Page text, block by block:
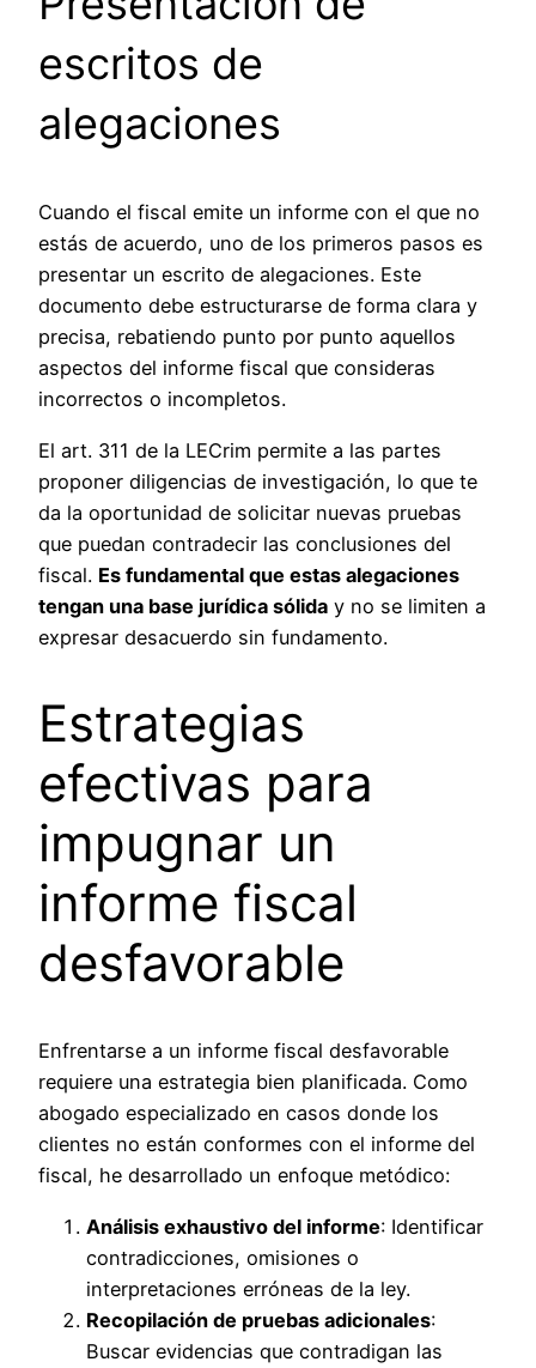
escritos de
alegaciones
Cuando el fiscal emite un informe con el que no
estás de acuerdo, uno de los primeros pasos es
presentar un escrito de alegaciones. Este
documento debe estructurarse de forma clara y
precisa, rebatiendo punto por punto aquellos
aspectos del informe fiscal que consideras
incorrectos o incompletos.
El art. 311 de la LECrim permite a las partes
proponer diligencias de investigación, lo que te
da la oportunidad de solicitar nuevas pruebas
que puedan contradecir las conclusiones del
fiscal. Es fundamental que estas alegaciones
tengan una base jurídica sólida y no se limiten a
expresar desacuerdo sin fundamento.
Estrategias
efectivas para
impugnar un
informe fiscal
desfavorable
Enfrentarse a un informe fiscal desfavorable
requiere una estrategia bien planificada. Como
abogado especializado en casos donde los
clientes no están conformes con el informe del
fiscal, he desarrollado un enfoque metódico:
Análisis exhaustivo del informe: Identificar
contradicciones, omisiones o
interpretaciones erróneas de la ley.
Recopilación de pruebas adicionales:
Buscar evidencias que contradigan las